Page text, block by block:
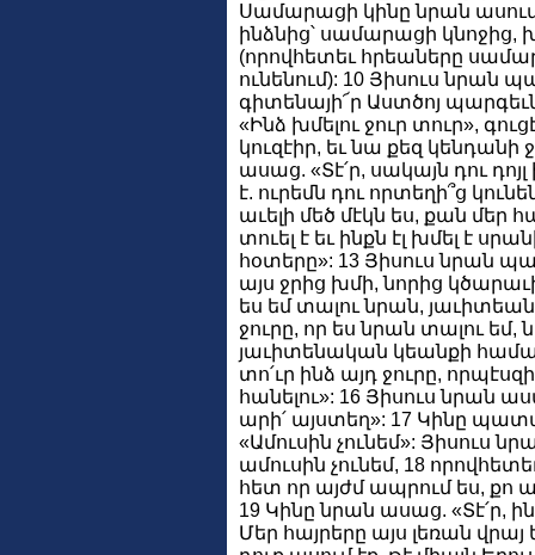
Սամարացի կինը նրան ասում
ինձնից՝ սամարացի կնոջից,
(որովհետեւ հրեաները
ունենում): 10 Յիսուս
գիտենայի՜ր Աստծոյ
«Ինձ խմելու ջուր տուր»,
կուզէիր, եւ նա քեզ կենդանի
ասաց. «Տէ՛ր, սակայն դու
է. ուրեմն դու որտեղի՞ց
աւելի մեծ մէկն ես, քան մեր
տուել է եւ ինքն էլ խմել է
հօտերը»: 13 Յիսուս նրան
այս ջրից խմի, նորից
ես եմ տալու նրան,
ջուրը, որ ես նրան տալու եմ,
յաւիտենական կեանքի
տո՛ւր ինձ այդ ջուրը,
հանելու»: 16 Յիսուս նրան
արի՛ այստեղ»: 17 Կինը
«Ամուսին չունեմ»: Յիսուս
ամուսին չունեմ, 18
հետ որ այժմ ապրում ես, քո
19 Կինը նրան ասաց. «Տէ՛ր,
Մեր հայրերը այս լեռան